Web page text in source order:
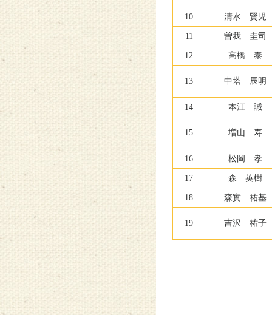
10 清水 賢児
11 曽我 圭司
12 高橋 泰
13 中塔 辰明
14 本江 誠
15 増山 寿
16 松岡 孝
17 森 英樹
18 森實 祐基
19 吉沢 祐子